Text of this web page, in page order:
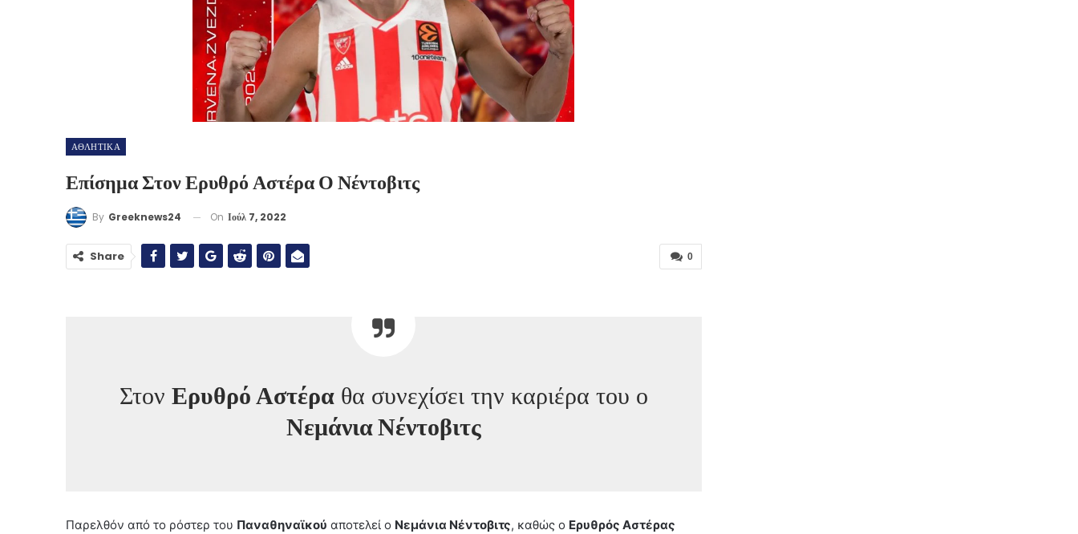
ΑΘΛΗΤΙΚΑ
Επίσημα Στον Ερυθρό Αστέρα Ο Νέντοβιτς
By Greeknews24 On Ιούλ 7, 2022
0
Share
Στον Ερυθρό Αστέραθα συνεχίσει την καριέρα του ο
Νεμάνια Νέντοβιτς
Παρελθόν από το ρόστερ του Παναθηναϊκού αποτελεί ο Νεμάνια Νέντοβιτς, καθώς ο Ερυθρός Αστέρας